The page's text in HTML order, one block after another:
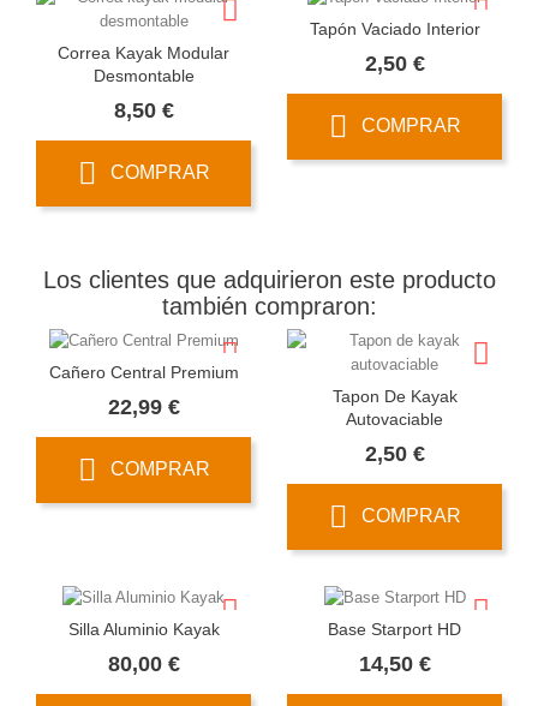
Correa Kayak Modular
Desmontable
8,50 €Precio
COMPRAR
Tapón Vaciado Interior
2,50 €Precio
COMPRAR
Los clientes que adquirieron este producto
también compraron:
Cañero Central Premium
22,99 €Precio
COMPRAR
Tapon De Kayak
Autovaciable
2,50 €Precio
COMPRAR
Silla Aluminio Kayak
80,00 €Precio
Base Starport HD
14,50 €Precio